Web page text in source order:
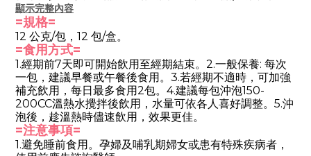
紅甜菜根濃縮汁、檸檬酸)、蔗糖素(甜味劑)、當歸萃取粉
(當歸萃取物、麥芽糊精)。
料、紅棗萃取粉(紅棗萃取物、氧化澱粉、麥芽糊精) 、大
高良薑萃取粉(麥芽糊精、大高良薑萃取物) 、薑萃取粉(阿
拉伯膠、薑)、薑黃萃取粉、磷酸鎂、紅甜菜汁粉(麥芽糊
精、紅甜菜根濃縮汁、檸檬酸)、蔗糖素(甜味劑)、當歸萃
取粉(當歸萃取物、麥芽糊精)、白芷萃取粉(白芷、糊
精)。
顯示完整內容
=規格=
12 公克/包，12 包/盒。
=食用方式=
1.經期前7天即可開始飲用至經期結束。2.一般保養: 每次
一包，建議早餐或午餐後食用。3.若經期不適時，可加強
補充飲用，每日最多食用2包。4.建議每包沖泡150-
200CC溫熱水攪拌後飲用，水量可依各人喜好調整。5.沖
泡後，趁溫熱時儘速飲用，效果更佳。
=注意事項=
1.避免睡前食用。孕婦及哺乳期婦女或患有特殊疾病者，